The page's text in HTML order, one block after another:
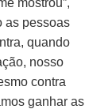
as pessoas
quando
nosso
contra
ganhar as